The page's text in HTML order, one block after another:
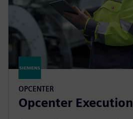
OPCENTER
Opcenter Execution